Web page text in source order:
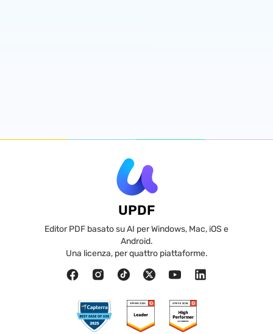
UPDF
Editor PDF basato su AI per Windows, Mac, iOS e
Android.
Una licenza, per quattro piattaforme.